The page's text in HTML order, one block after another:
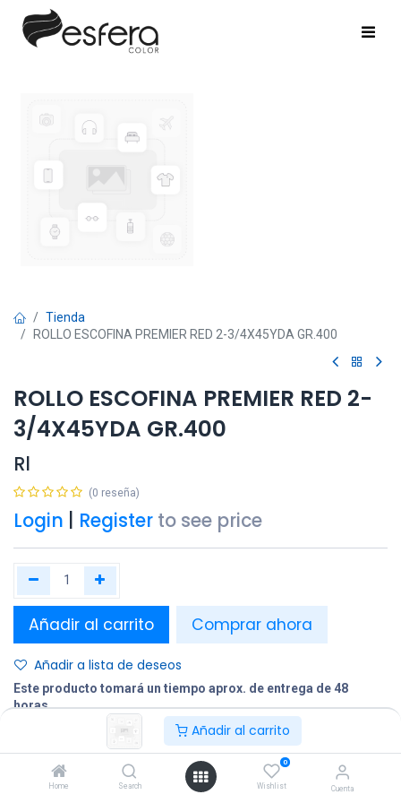
Añadir al carrito
Home Search
0
Wishlist Cuenta
Tienda
ROLLO ESCOFINA PREMIER RED 2-3/4X45YDA GR.400
ROLLO ESCOFINA PREMIER RED 2-
3/4X45YDA GR.400
Rl
(0 reseña)
Login Register to see price
Añadir al carrito Comprar ahora
Añadir a lista de deseos
Este producto tomará un tiempo aprox. de entrega de 48
horas.
Compartir
Terminos y condiciones: